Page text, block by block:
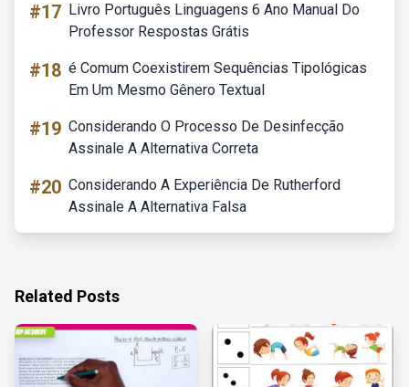
#17 Livro Português Linguagens 6 Ano Manual Do
Professor Respostas Grátis
#18 é Comum Coexistirem Sequências Tipológicas
Em Um Mesmo Gênero Textual
#19 Considerando O Processo De Desinfecção
Assinale A Alternativa Correta
#20 Considerando A Experiência De Rutherford
Assinale A Alternativa Falsa
Related Posts